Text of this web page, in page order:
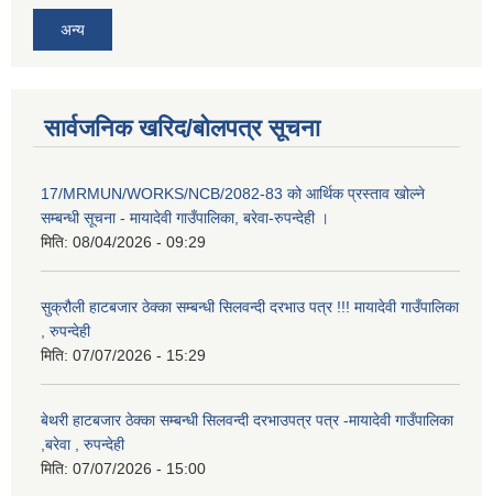
अन्य
सार्वजनिक खरिद/बोलपत्र सूचना
17/MRMUN/WORKS/NCB/2082-83 को आर्थिक प्रस्ताव खोल्ने
सम्बन्धी सूचना - मायादेवी गाउँपालिका, बरेवा-रुपन्देही ।
मिति: 08/04/2026 - 09:29
सुक्रौली हाटबजार ठेक्का सम्बन्धी सिलवन्दी दरभाउ पत्र !!! मायादेवी गाउँपालिका
, रुपन्देही
मिति: 07/07/2026 - 15:29
बेथरी हाटबजार ठेक्का सम्बन्धी सिलवन्दी दरभाउपत्र पत्र -मायादेवी गाउँपालिका
,बरेवा , रुपन्देही
मिति: 07/07/2026 - 15:00